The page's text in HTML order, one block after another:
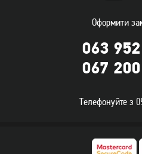
Фен Ardesto HD-Y120T
Оформити
063
067
Телефонуйте з